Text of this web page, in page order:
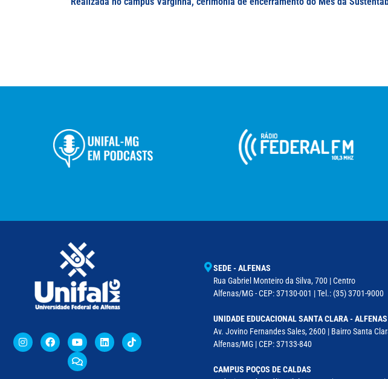
SEDE - ALFENAS
Rua Gabriel Monteiro da Silva, 700 | Centro
Alfenas/MG - CEP: 37130-001 | Tel.: (35) 3701-9000
UNIDADE EDUCACIONAL SANTA CLARA - ALFENAS
Av. Jovino Fernandes Sales, 2600 | Bairro Santa
Alfenas/MG | CEP: 37133-840
CAMPUS POÇOS DE CALDAS